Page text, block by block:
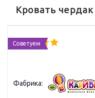
Кровать
Советуем
Фабрика: